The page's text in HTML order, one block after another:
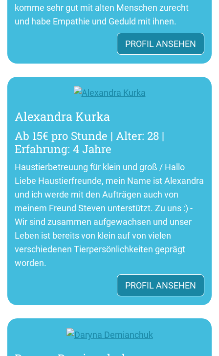
komme sehr gut mit alten Menschen zurecht
und habe Empathie und Geduld mit ihnen.
PROFIL ANSEHEN
Alexandra Kurka
Ab 15€ pro Stunde | Alter: 28 |
Erfahrung: 4 Jahre
Haustierbetreuung für klein und groß / Hallo
Liebe Haustierfreunde, mein Name ist Alexandra
und ich werde mit den Aufträgen auch von
meinem Freund Steven unterstützt. Zu uns :) -
Wir sind zusammen aufgewachsen und unser
Leben ist bereits von klein auf von vielen
verschiedenen Tierpersönlichkeiten geprägt
worden.
PROFIL ANSEHEN